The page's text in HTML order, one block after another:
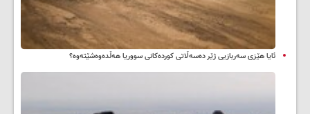
ئایا هێزی سەربازیی ژێر دەسەڵاتی کوردەکانی سووریا هەڵدەوەشێتەوە؟